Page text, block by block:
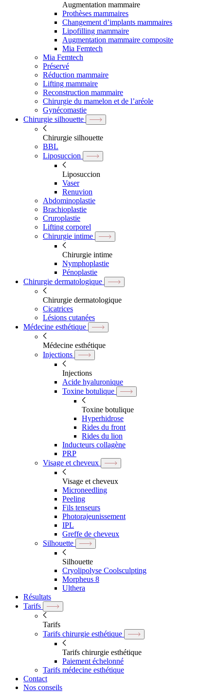
Augmentation mammaire
Prothèses mammaires
Changement d’implants mammaires
Lipofilling mammaire
Augmentation mammaire composite
Mia Femtech
Mia Femtech
Préservé
Réduction mammaire
Lifting mammaire
Reconstruction mammaire
Chirurgie du mamelon et de l’aréole
Gynécomastie
Chirurgie silhouette
Chirurgie silhouette
BBL
Liposuccion
Liposuccion
Vaser
Renuvion
Abdominoplastie
Brachioplastie
Cruroplastie
Lifting corporel
Chirurgie intime
Chirurgie intime
Nymphoplastie
Pénoplastie
Chirurgie dermatologique
Chirurgie dermatologique
Cicatrices
Lésions cutanées
Médecine esthétique
Médecine esthétique
Injections
Injections
Acide hyaluronique
Toxine botulique
Toxine botulique
Hyperhidrose
Rides du front
Rides du lion
Inducteurs collagène
PRP
Visage et cheveux
Visage et cheveux
Microneedling
Peeling
Fils tenseurs
Photorajeunissement
IPL
Greffe de cheveux
Silhouette
Silhouette
Cryolipolyse Coolsculpting
Morpheus 8
Ulthera
Résultats
Tarifs
Tarifs
Tarifs chirurgie esthétique
Tarifs chirurgie esthétique
Paiement échelonné
Tarifs médecine esthétique
Contact
Nos conseils